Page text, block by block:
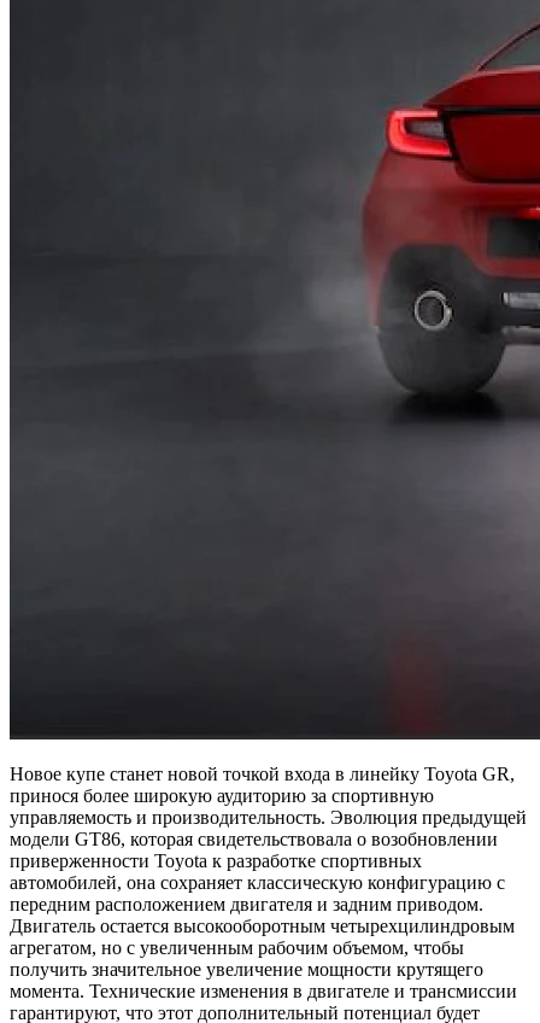
Новое купе станет новой точкой входа в линейку Toyota GR,
принося более широкую аудиторию за спортивную
управляемость и производительность. Эволюция предыдущей
модели GT86, которая свидетельствовала о возобновлении
приверженности Toyota к разработке спортивных
автомобилей, она сохраняет классическую конфигурацию с
передним расположением двигателя и задним приводом.
Двигатель остается высокооборотным четырехцилиндровым
агрегатом, но с увеличенным рабочим объемом, чтобы
получить значительное увеличение мощности крутящего
момента. Технические изменения в двигателе и трансмиссии
гарантируют, что этот дополнительный потенциал будет